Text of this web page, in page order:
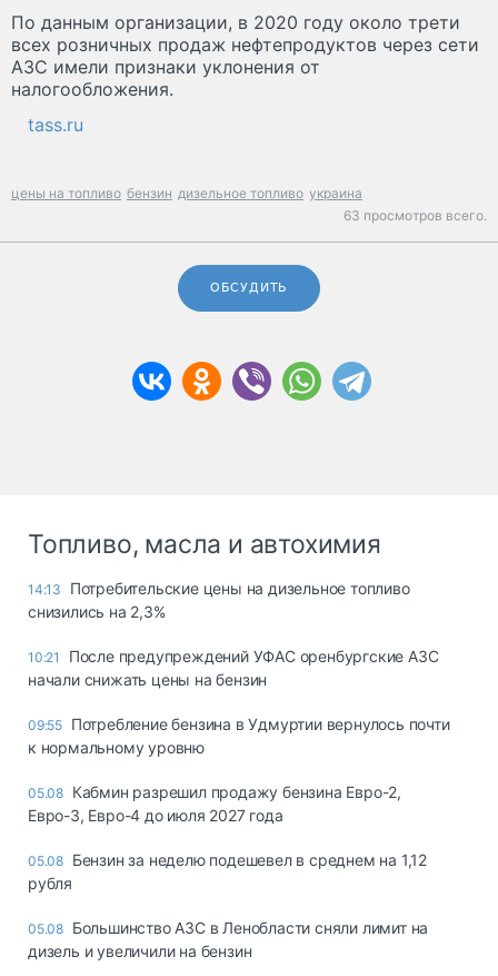
По данным организации, в 2020 году около трети
всех розничных продаж нефтепродуктов через сети
АЗС имели признаки уклонения от
налогообложения.
tass.ru
цены на топливо бензин дизельное топливо украина
63 просмотров всего.
ОБСУДИТЬ
Топливо, масла и автохимия
14:13
Потребительские цены на дизельное топливо
снизились на 2,3%
10:21
После предупреждений УФАС оренбургские АЗС
начали снижать цены на бензин
09:55 Потребление бензина в Удмуртии вернулось почти
к нормальному уровню
05.08 Кабмин разрешил продажу бензина Евро-2,
Евро-3, Евро-4 до июля 2027 года
05.08 Бензин за неделю подешевел в среднем на 1,12
рубля
05.08 Большинство АЗС в Ленобласти сняли лимит на
дизель и увеличили на бензин